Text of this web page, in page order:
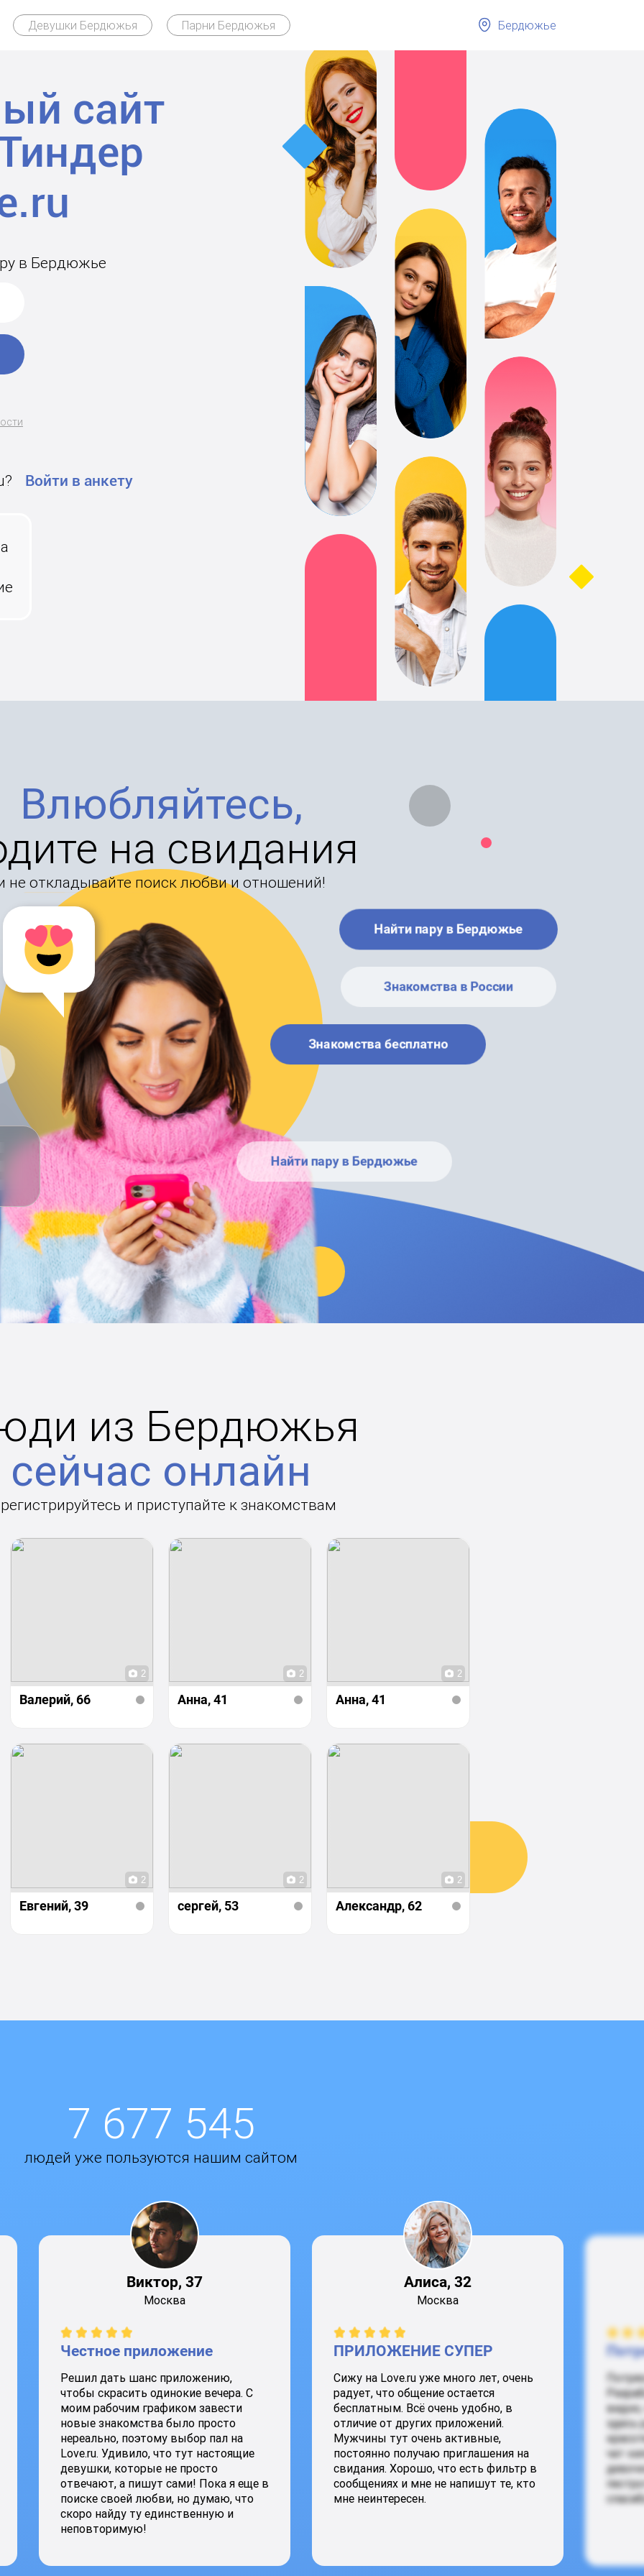
Девушки Бердюжья Парни Бердюжья Бердюжье
сайт
в Бердюжье
Войти в анкету
Влюбляйтесь,
на свидания
не откладывайте поиск любви и отношений!
Найти пару в Бердюжье
Знакомства в России
Знакомства бесплатно
Найти пару в Бердюжье
из Бердюжья
сейчас онлайн
и приступайте к знакомствам
2
Валерий, 66
2
Анна, 41
2
Анна, 41
2
Евгений, 39
2
сергей, 53
2
Александр, 62
7 677 545
людей уже пользуются нашим сайтом
Виктор, 37
Москва
Честное приложение
Решил дать шанс приложению,
чтобы скрасить одинокие вечера. С
моим рабочим графиком завести
новые знакомства было просто
нереально, поэтому выбор пал на
Love.ru. Удивило, что тут настоящие
девушки, которые не просто
отвечают, а пишут сами! Пока я еще в
поиске своей любви, но думаю, что
скоро найду ту единственную и
неповторимую!
Алиса, 32
Москва
ПРИЛОЖЕНИЕ СУПЕР
Сижу на Love.ru уже много лет, очень
радует, что общение остается
бесплатным. Всё очень удобно, в
отличие от других приложений.
Мужчины тут очень активные,
постоянно получаю приглашения на
свидания. Хорошо, что есть фильтр в
сообщениях и мне не напишут те, кто
мне неинтересен.
здесь
чат